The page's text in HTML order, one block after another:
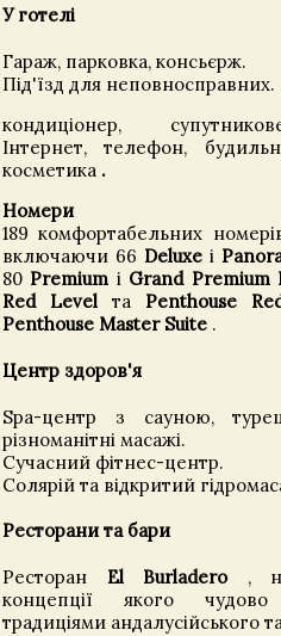
У готелі
Гараж, парковка, консьєрж.
Під'їзд для неповносправних.
кондиціонер,
Інтернет, телефон,
косметика .
Номери
189 комфортабельних
включаючи 66 Deluxe і
80 Premium і Grand Premium
Red Levelта Penthouse
Penthouse Master Suite .
Центр здоров'я
Spa-центр з сауною,
різноманітні масажі.
Сучасний фітнес-центр.
Солярій та відкритий
Ресторани та бари
Ресторан El Burladero,
концепції якого
традиціями андалусійського